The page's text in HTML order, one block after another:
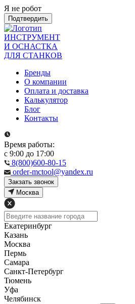
Я не робот
Подтвердить
ИНСТРУМЕНТ
И ОСНАСТКА
ДЛЯ СТАНКОВ
Бренды
О компании
Оплата и доставка
Калькулятор
Блог
Контакты
Время работы:
с 9:00 до 17:00
8(800)600-80-15
order-mctool@yandex.ru
Закзать звонок
Москва
Екатеринбург
Казань
Москва
Пермь
Самара
Санкт-Петербург
Тюмень
Уфа
Челябинск